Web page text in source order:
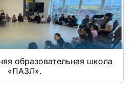
образовательная школа
«ПАЗЛ».